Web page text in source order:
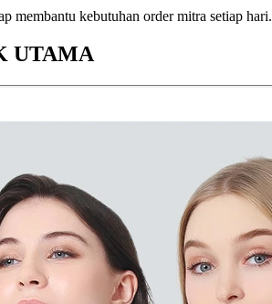
membantu kebutuhan order mitra setiap hari.
UTAMA